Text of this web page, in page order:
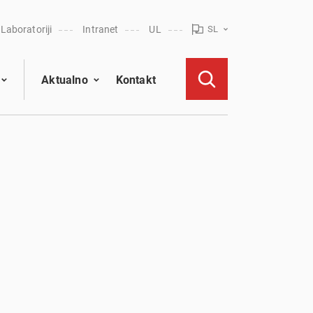
Laboratoriji Intranet UL SL
Aktualno Kontakt